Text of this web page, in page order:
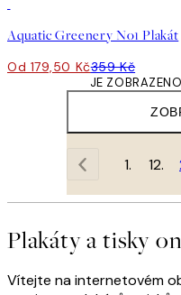
Aquatic Greenery No1 Plakát
Od 179,50 Kč359 Kč
JE
1
Plakáty a tisky
Vítejte na internetovém